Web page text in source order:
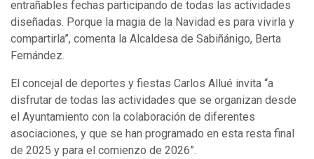
entrañables fechas participando de todas las actividades
diseñadas. Porque la magia de la Navidad es para vivirla y
compartirla”, comenta la Alcaldesa de Sabiñánigo, Berta
Fernández.
El concejal de deportes y fiestas Carlos Allué invita “a
disfrutar de todas las actividades que se organizan desde
el Ayuntamiento con la colaboración de diferentes
asociaciones, y que se han programado en esta resta final
de 2025 y para el comienzo de 2026”.